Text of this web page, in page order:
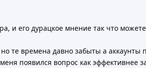
и его дурацкое мнение так что
те времена давно забыты а аккаунты
появился вопрос как эффективнее